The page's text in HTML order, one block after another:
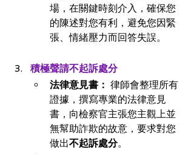
場，在關鍵時刻介入，確保您
的陳述對您有利，避免您因緊
張、情緒壓力而回答失誤。
積極聲請不起訴處分
法律意見書： 律師會整理所有
證據，撰寫專業的法律意見
書，向檢察官主張您主觀上並
無幫助詐欺的故意，要求對您
做出不起訴處分。